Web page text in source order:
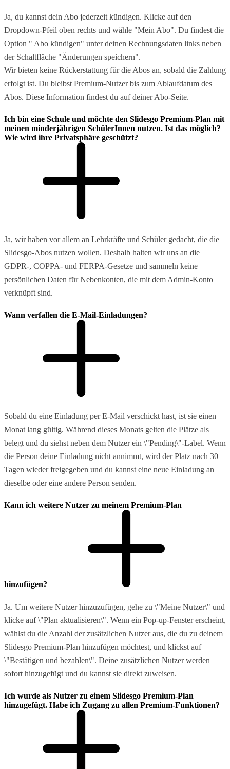
Ja, du kannst dein Abo jederzeit kündigen. Klicke auf den
Dropdown-Pfeil oben rechts und wähle "Mein Abo". Du findest die
Option " Abo kündigen" unter deinen Rechnungsdaten links neben
der Schaltfläche "Änderungen speichern".
Wir bieten keine Rückerstattung für die Abos an, sobald die Zahlung
erfolgt ist. Du bleibst Premium-Nutzer bis zum Ablaufdatum des
Abos. Diese Information findest du auf deiner Abo-Seite.
Ich bin eine Schule und möchte den Slidesgo Premium-Plan mit
meinen minderjährigen SchülerInnen nutzen. Ist das möglich?
Wie wird ihre Privatsphäre geschützt?
Ja, wir haben vor allem an Lehrkräfte und Schüler gedacht, die die
Slidesgo-Abos nutzen wollen. Deshalb halten wir uns an die
GDPR-, COPPA- und FERPA-Gesetze und sammeln keine
persönlichen Daten für Nebenkonten, die mit dem Admin-Konto
verknüpft sind.
Wann verfallen die E-Mail-Einladungen?
Sobald du eine Einladung per E-Mail verschickt hast, ist sie einen
Monat lang gültig. Während dieses Monats gelten die Plätze als
belegt und du siehst neben dem Nutzer ein \"Pending\"-Label. Wenn
die Person deine Einladung nicht annimmt, wird der Platz nach 30
Tagen wieder freigegeben und du kannst eine neue Einladung an
dieselbe oder eine andere Person senden.
Kann ich weitere Nutzer zu meinem Premium-Plan
hinzufügen?
Ja. Um weitere Nutzer hinzuzufügen, gehe zu \"Meine Nutzer\" und
klicke auf \"Plan aktualisieren\". Wenn ein Pop-up-Fenster erscheint,
wählst du die Anzahl der zusätzlichen Nutzer aus, die du zu deinem
Slidesgo Premium-Plan hinzufügen möchtest, und klickst auf
\"Bestätigen und bezahlen\". Deine zusätzlichen Nutzer werden
sofort hinzugefügt und du kannst sie direkt zuweisen.
Ich wurde als Nutzer zu einem Slidesgo Premium-Plan
hinzugefügt. Habe ich Zugang zu allen Premium-Funktionen?